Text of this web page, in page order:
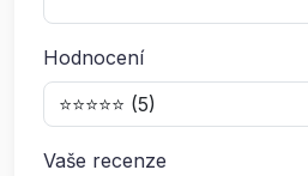
Hodnocení
Vaše recenze